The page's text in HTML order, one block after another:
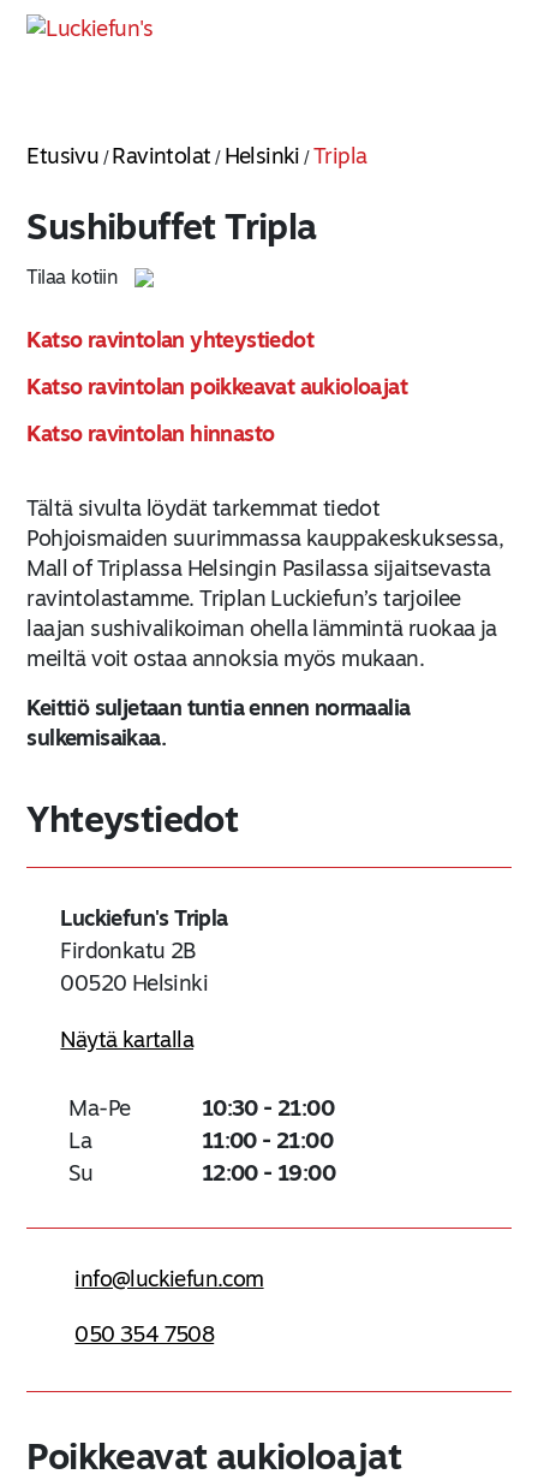
Etusivu / Ravintolat / Helsinki / Tripla
Sushibuffet Tripla
Tilaa kotiin
Katso ravintolan yhteystiedot
Katso ravintolan poikkeavat aukioloajat
Katso ravintolan hinnasto
Tältä sivulta löydät tarkemmat tiedot
Pohjoismaiden suurimmassa kauppakeskuksessa,
Mall of Triplassa Helsingin Pasilassa sijaitsevasta
ravintolastamme. Triplan Luckiefun’s tarjoilee
laajan sushivalikoiman ohella lämmintä ruokaa ja
meiltä voit ostaa annoksia myös mukaan.
Keittiö suljetaan tuntia ennen normaalia
sulkemisaikaa.
Yhteystiedot
Luckiefun's Tripla
Firdonkatu 2B
00520 Helsinki
Näytä kartalla
Ma-Pe
10:30 - 21:00
La
11:00 - 21:00
Su
12:00 - 19:00
info@luckiefun.com
050 354 7508
Poikkeavat aukioloajat